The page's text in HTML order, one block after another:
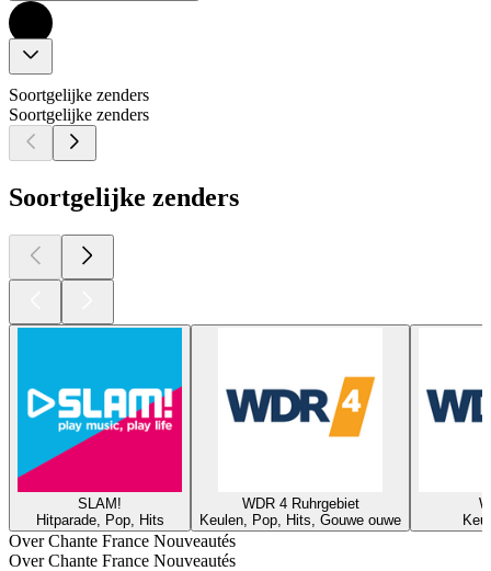
Soortgelijke zenders
Soortgelijke zenders
Soortgelijke zenders
SLAM!
Hitparade, Pop, Hits
WDR 4 Ruhrgebiet
Keulen, Pop, Hits, Gouwe ouwe
Over Chante France Nouveautés
Over Chante France Nouveautés